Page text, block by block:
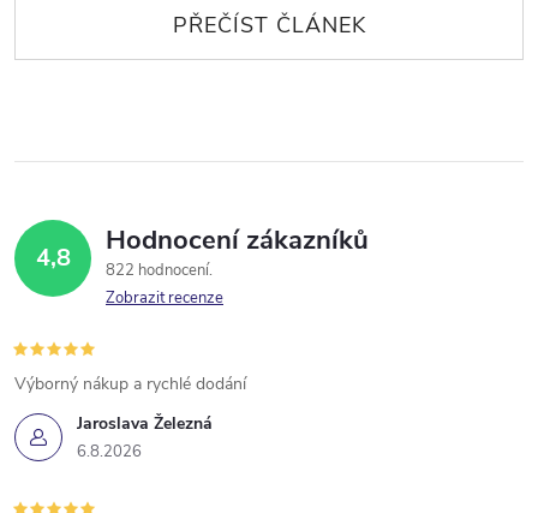
4,8 Hodnocení zákazníků
822 hodnocení
Zobrazit recenze
Jaroslava Železná
6.8.2026
Výborný nákup a rychlé dodání